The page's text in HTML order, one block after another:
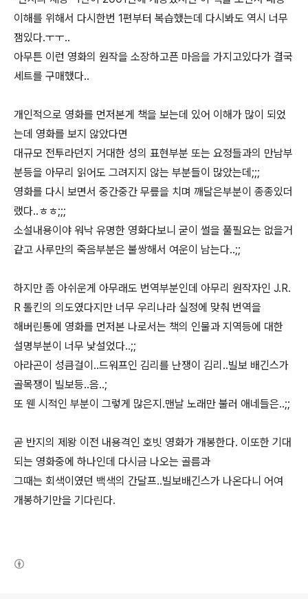
이해를 위해서 다시한번 1편부터 복습했는데 다시봐도 역시 너무
잼있다.ㅜㅜ..
아무튼 이런 영화의 원작을 소장하고픈 마음을 가지고있다가 결국
세트를 구매했다..
개인적으로 영화를 먼저본게 책을 보는데 있어 이해가 많이 되었
는데 영화를 보지 않았다면
대규모 전투라던지 거대한 성의 표현부분 또는 요정들과의 만남부
분등을 아무리 읽어도 그려지지 않는 부분들이 많았는데;;;
영화를 다시 보면서 중간중간 무릎을 치며 깨달은부분이 종종있더
랬다..ㅎㅎ;;;
소설내용이야 워낙 유명한 영화다보니 굳이 썰을 풀필요는 없을거
같고 사루만의 죽음부분은 불쌍해서 여운이 남는다..;;
하지만 좀 아쉬운게 아무래도 번역부분인데 아무리 원작자인 J.R.
R 톨킨의 의도였다지만 너무 우리나라 실정에 맞춰 번역을
해버린통에 영화를 먼저본 나로서는 책의 인물과 지역등에 대한
설명부분이 너무 낯설었다..;;
아라곤이 성큼걸이..드워프인 김리를 난쟁이 김리..빌보 배긴스가
골목쟁이 빌보등..음..;
또 웬 시적인 부분이 그렇게 많은지.맨날 노래만 불러 애네들은..;;
곧 반지의 제왕 이전 내용격인 호빗 영화가 개봉한다. 이또한 기대
되는 영화중에 하나인데 다시금 나오는 골름과
그때는 회색이였던 백색의 간달프..빌보배긴스가 나온다니 어여
개봉하기만을 기다린다.